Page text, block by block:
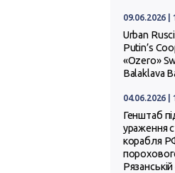
09.06.2026 |
Urban
Putin’s
«Ozero»
Balaklava
04.06.2026 |
Генштаб
ураження
корабля